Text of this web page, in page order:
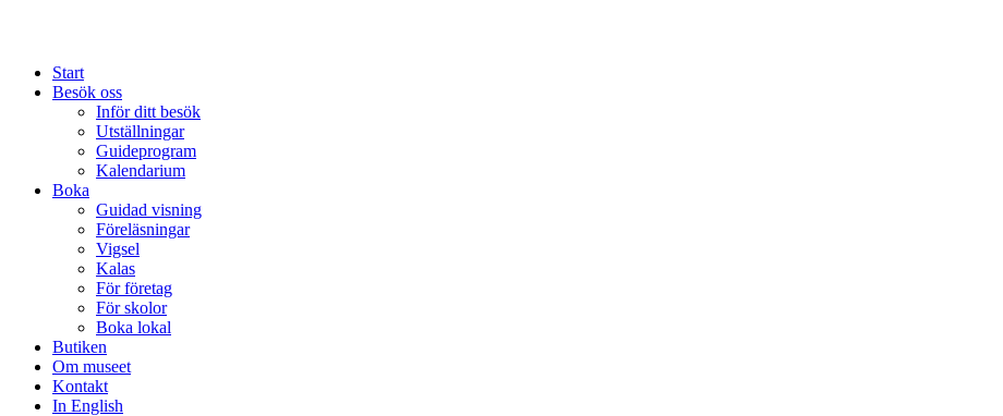
Start
Besök oss
Inför ditt besök
Utställningar
Guideprogram
Kalendarium
Boka
Guidad visning
Föreläsningar
Vigsel
Kalas
För företag
För skolor
Boka lokal
Butiken
Om museet
Kontakt
In English